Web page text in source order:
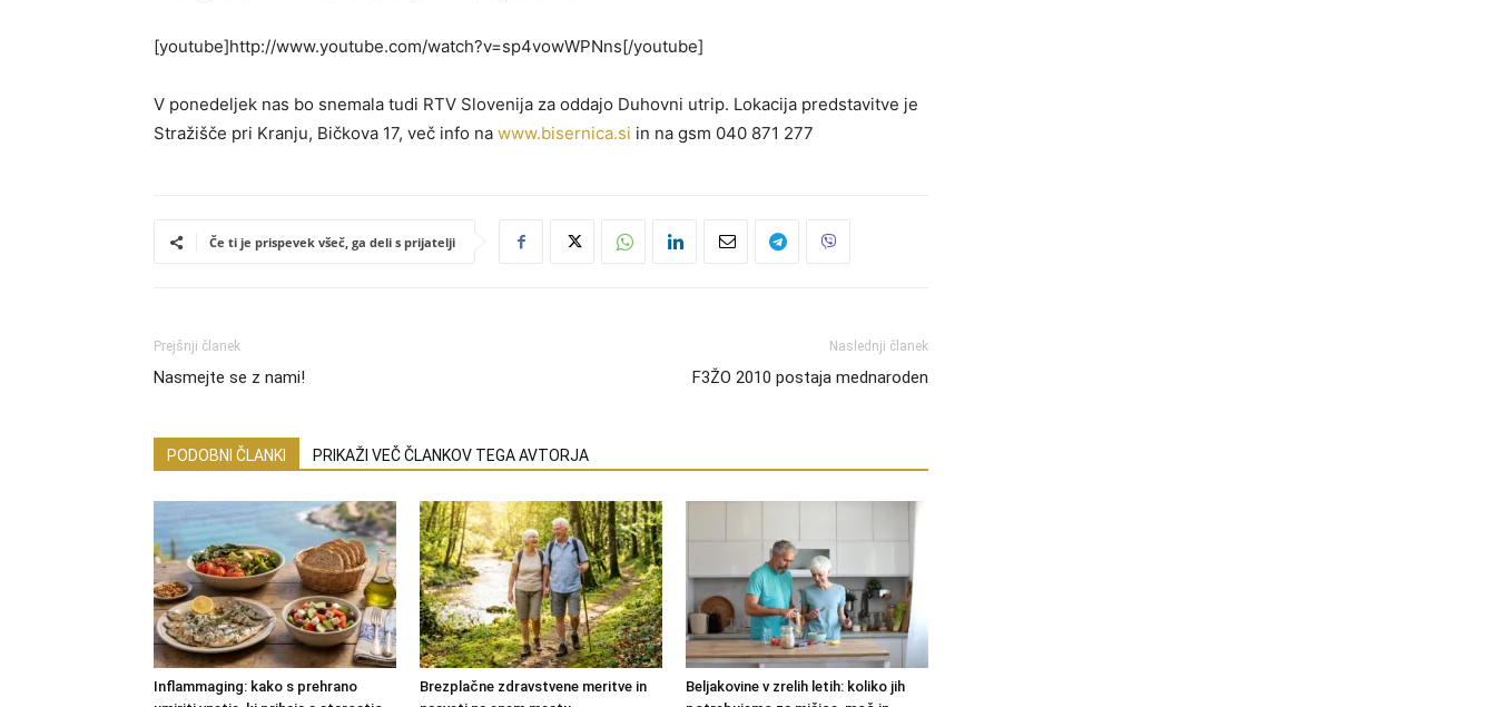
[youtube]http://www.youtube.com/watch?v=sp4vowWPNns[/youtube]
V ponedeljek nas bo snemala tudi RTV Slovenija za oddajo Duhovni utrip. Lokacija predstavitve je
Stražišče pri Kranju, Bičkova 17, več info na www.bisernica.si in na gsm 040 871 277
Če ti je prispevek všeč, ga deli s prijatelji
Prejšnji članek
Nasmejte se z nami!
Naslednji članek
F3ŽO 2010 postaja mednaroden
PODOBNI ČLANKI PRIKAŽI VEČ ČLANKOV TEGA AVTORJA
Inflammaging: kako s prehrano
Brezplačne zdravstvene meritve in
Beljakovine v zrelih letih: koliko jih